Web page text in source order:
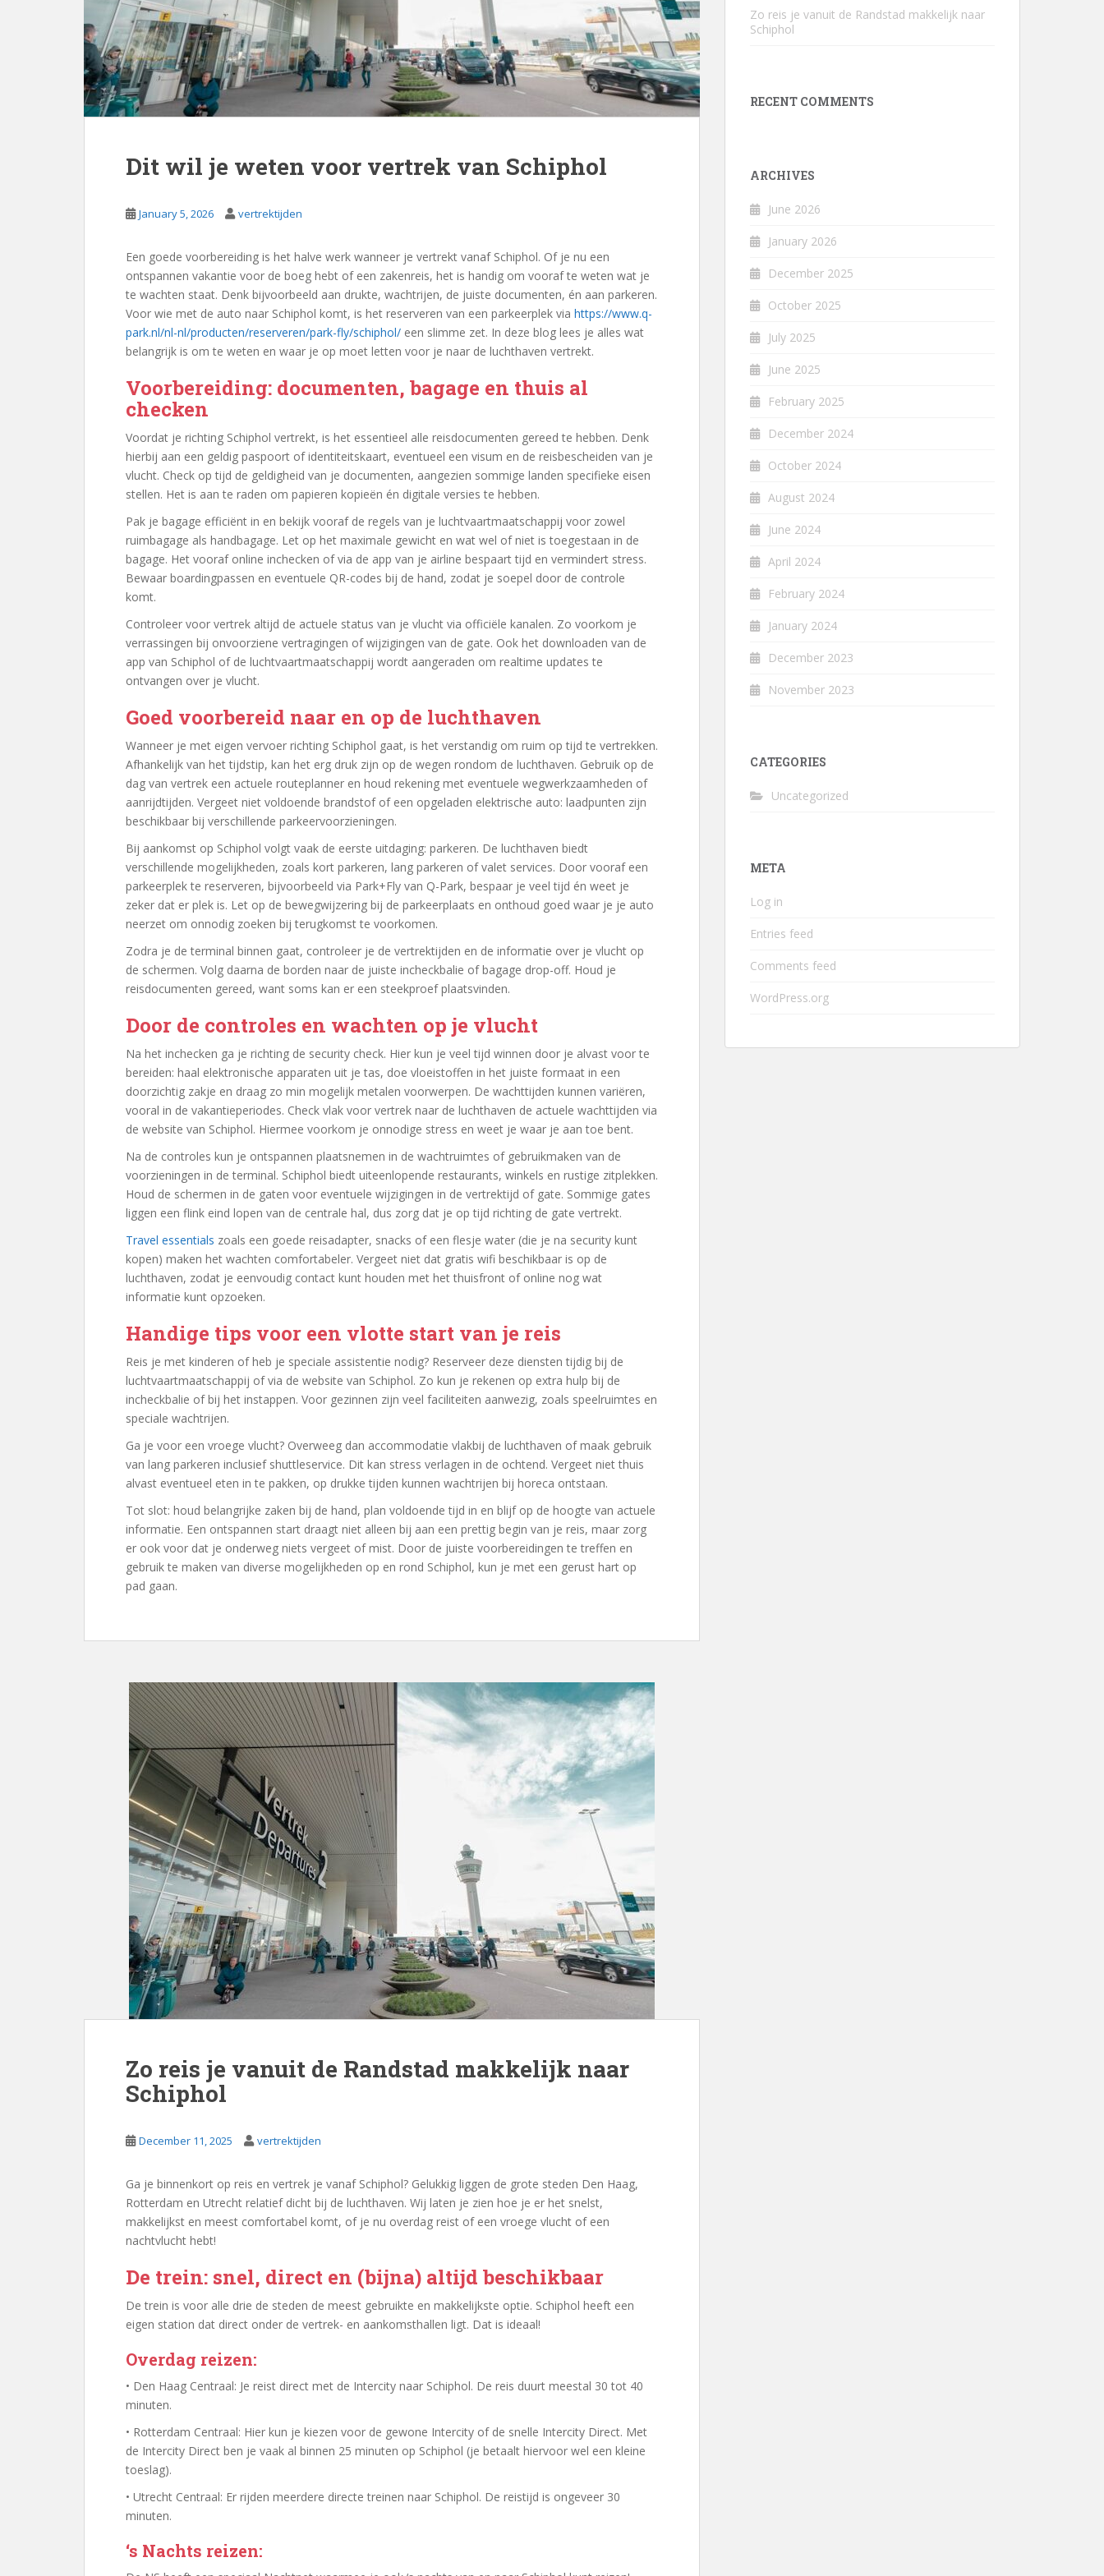
Dit wil je weten voor vertrek van Schiphol
January 5, 2026 vertrektijden
Een goede voorbereiding is het halve werk wanneer je vertrekt vanaf Schiphol. Of je nu een
ontspannen vakantie voor de boeg hebt of een zakenreis, het is handig om vooraf te weten wat je
te wachten staat. Denk bijvoorbeeld aan drukte, wachtrijen, de juiste documenten, én aan parkeren.
Voor wie met de auto naar Schiphol komt, is het reserveren van een parkeerplek via https://www.q-
park.nl/nl-nl/producten/reserveren/park-fly/schiphol/ een slimme zet. In deze blog lees je alles wat
belangrijk is om te weten en waar je op moet letten voor je naar de luchthaven vertrekt.
Voorbereiding: documenten, bagage en thuis al
checken
Voordat je richting Schiphol vertrekt, is het essentieel alle reisdocumenten gereed te hebben. Denk
hierbij aan een geldig paspoort of identiteitskaart, eventueel een visum en de reisbescheiden van je
vlucht. Check op tijd de geldigheid van je documenten, aangezien sommige landen specifieke eisen
stellen. Het is aan te raden om papieren kopieën én digitale versies te hebben.
Pak je bagage efficiënt in en bekijk vooraf de regels van je luchtvaartmaatschappij voor zowel
ruimbagage als handbagage. Let op het maximale gewicht en wat wel of niet is toegestaan in de
bagage. Het vooraf online inchecken of via de app van je airline bespaart tijd en vermindert stress.
Bewaar boardingpassen en eventuele QR-codes bij de hand, zodat je soepel door de controle
komt.
Controleer voor vertrek altijd de actuele status van je vlucht via officiële kanalen. Zo voorkom je
verrassingen bij onvoorziene vertragingen of wijzigingen van de gate. Ook het downloaden van de
app van Schiphol of de luchtvaartmaatschappij wordt aangeraden om realtime updates te
ontvangen over je vlucht.
Goed voorbereid naar en op de luchthaven
Wanneer je met eigen vervoer richting Schiphol gaat, is het verstandig om ruim op tijd te vertrekken.
Afhankelijk van het tijdstip, kan het erg druk zijn op de wegen rondom de luchthaven. Gebruik op de
dag van vertrek een actuele routeplanner en houd rekening met eventuele wegwerkzaamheden of
aanrijdtijden. Vergeet niet voldoende brandstof of een opgeladen elektrische auto: laadpunten zijn
beschikbaar bij verschillende parkeervoorzieningen.
Bij aankomst op Schiphol volgt vaak de eerste uitdaging: parkeren. De luchthaven biedt
verschillende mogelijkheden, zoals kort parkeren, lang parkeren of valet services. Door vooraf een
parkeerplek te reserveren, bijvoorbeeld via Park+Fly van Q-Park, bespaar je veel tijd én weet je
zeker dat er plek is. Let op de bewegwijzering bij de parkeerplaats en onthoud goed waar je je auto
neerzet om onnodig zoeken bij terugkomst te voorkomen.
Zodra je de terminal binnen gaat, controleer je de vertrektijden en de informatie over je vlucht op
de schermen. Volg daarna de borden naar de juiste incheckbalie of bagage drop-off. Houd je
reisdocumenten gereed, want soms kan er een steekproef plaatsvinden.
Door de controles en wachten op je vlucht
Na het inchecken ga je richting de security check. Hier kun je veel tijd winnen door je alvast voor te
bereiden: haal elektronische apparaten uit je tas, doe vloeistoffen in het juiste formaat in een
doorzichtig zakje en draag zo min mogelijk metalen voorwerpen. De wachttijden kunnen variëren,
vooral in de vakantieperiodes. Check vlak voor vertrek naar de luchthaven de actuele wachttijden via
de website van Schiphol. Hiermee voorkom je onnodige stress en weet je waar je aan toe bent.
Na de controles kun je ontspannen plaatsnemen in de wachtruimtes of gebruikmaken van de
voorzieningen in de terminal. Schiphol biedt uiteenlopende restaurants, winkels en rustige zitplekken.
Houd de schermen in de gaten voor eventuele wijzigingen in de vertrektijd of gate. Sommige gates
liggen een flink eind lopen van de centrale hal, dus zorg dat je op tijd richting de gate vertrekt.
Travel essentials zoals een goede reisadapter, snacks of een flesje water (die je na security kunt
kopen) maken het wachten comfortabeler. Vergeet niet dat gratis wifi beschikbaar is op de
luchthaven, zodat je eenvoudig contact kunt houden met het thuisfront of online nog wat
informatie kunt opzoeken.
Handige tips voor een vlotte start van je reis
Reis je met kinderen of heb je speciale assistentie nodig? Reserveer deze diensten tijdig bij de
luchtvaartmaatschappij of via de website van Schiphol. Zo kun je rekenen op extra hulp bij de
incheckbalie of bij het instappen. Voor gezinnen zijn veel faciliteiten aanwezig, zoals speelruimtes en
speciale wachtrijen.
Ga je voor een vroege vlucht? Overweeg dan accommodatie vlakbij de luchthaven of maak gebruik
van lang parkeren inclusief shuttleservice. Dit kan stress verlagen in de ochtend. Vergeet niet thuis
alvast eventueel eten in te pakken, op drukke tijden kunnen wachtrijen bij horeca ontstaan.
Tot slot: houd belangrijke zaken bij de hand, plan voldoende tijd in en blijf op de hoogte van actuele
informatie. Een ontspannen start draagt niet alleen bij aan een prettig begin van je reis, maar zorg
er ook voor dat je onderweg niets vergeet of mist. Door de juiste voorbereidingen te treffen en
gebruik te maken van diverse mogelijkheden op en rond Schiphol, kun je met een gerust hart op
pad gaan.
Zo reis je vanuit de Randstad makkelijk naar
Schiphol
December 11, 2025 vertrektijden
Ga je binnenkort op reis en vertrek je vanaf Schiphol? Gelukkig liggen de grote steden Den Haag,
Rotterdam en Utrecht relatief dicht bij de luchthaven. Wij laten je zien hoe je er het snelst,
makkelijkst en meest comfortabel komt, of je nu overdag reist of een vroege vlucht of een
nachtvlucht hebt!
De trein: snel, direct en (bijna) altijd beschikbaar
De trein is voor alle drie de steden de meest gebruikte en makkelijkste optie. Schiphol heeft een
eigen station dat direct onder de vertrek- en aankomsthallen ligt. Dat is ideaal!
Overdag reizen:
• Den Haag Centraal: Je reist direct met de Intercity naar Schiphol. De reis duurt meestal 30 tot 40
minuten.
• Rotterdam Centraal: Hier kun je kiezen voor de gewone Intercity of de snelle Intercity Direct. Met
de Intercity Direct ben je vaak al binnen 25 minuten op Schiphol (je betaalt hiervoor wel een kleine
toeslag).
• Utrecht Centraal: Er rijden meerdere directe treinen naar Schiphol. De reistijd is ongeveer 30
minuten.
‘s Nachts reizen:
Zo reis je vanuit de Randstad makkelijk naar
Schiphol
RECENT COMMENTS
ARCHIVES
June 2026
January 2026
December 2025
October 2025
July 2025
June 2025
February 2025
December 2024
October 2024
August 2024
June 2024
April 2024
February 2024
January 2024
December 2023
November 2023
CATEGORIES
Uncategorized
META
Log in
Entries feed
Comments feed
WordPress.org